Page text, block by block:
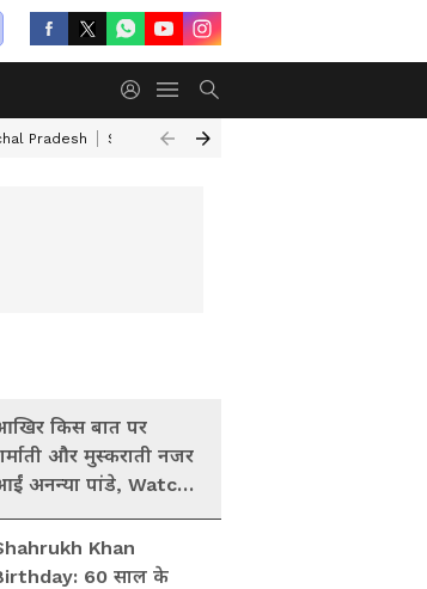
Pradesh Saudi Turkey Pakistan Defense Pact
किस बात पर
और मुस्कराती नजर
अनन्या पांडे, Watch
Khan
60 साल के